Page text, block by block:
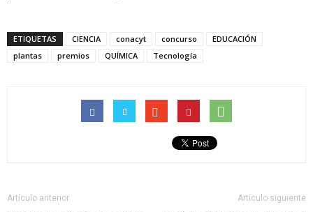
ETIQUETAS CIENCIA conacyt concurso
EDUCACIÓN
plantas
premios QUÍMICA Tecnología
Artículo anterior Artículo siguiente